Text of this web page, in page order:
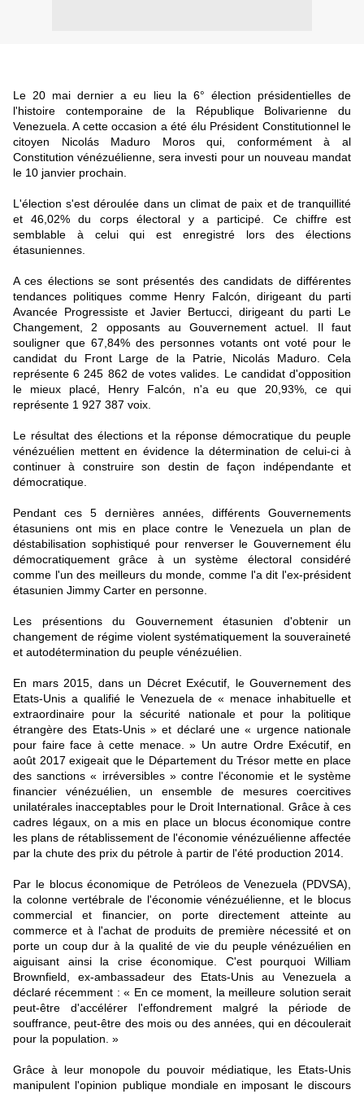
Le 20 mai dernier a eu lieu la 6° élection présidentielles de
l'histoire contemporaine de la République Bolivarienne du
Venezuela. A cette occasion a été élu Président Constitutionnel le
citoyen Nicolás Maduro Moros qui, conformément à al
Constitution vénézuélienne, sera investi pour un nouveau mandat
le 10 janvier prochain.
L'élection s'est déroulée dans un climat de paix et de tranquillité
et 46,02% du corps électoral y a participé. Ce chiffre est
semblable à celui qui est enregistré lors des élections
étasuniennes.
A ces élections se sont présentés des candidats de différentes
tendances politiques comme Henry Falcón, dirigeant du parti
Avancée Progressiste et Javier Bertucci, dirigeant du parti Le
Changement, 2 opposants au Gouvernement actuel. Il faut
souligner que 67,84% des personnes votants ont voté pour le
candidat du Front Large de la Patrie, Nicolás Maduro. Cela
représente 6 245 862 de votes valides. Le candidat d'opposition
le mieux placé, Henry Falcón, n'a eu que 20,93%, ce qui
représente 1 927 387 voix.
Le résultat des élections et la réponse démocratique du peuple
vénézuélien mettent en évidence la détermination de celui-ci à
continuer à construire son destin de façon indépendante et
démocratique.
Pendant ces 5 dernières années, différents Gouvernements
étasuniens ont mis en place contre le Venezuela un plan de
déstabilisation sophistiqué pour renverser le Gouvernement élu
démocratiquement grâce à un système électoral considéré
comme l'un des meilleurs du monde, comme l'a dit l'ex-président
étasunien Jimmy Carter en personne.
Les présentions du Gouvernement étasunien d'obtenir un
changement de régime violent systématiquement la souveraineté
et autodétermination du peuple vénézuélien.
En mars 2015, dans un Décret Exécutif, le Gouvernement des
Etats-Unis a qualifié le Venezuela de « menace inhabituelle et
extraordinaire pour la sécurité nationale et pour la politique
étrangère des Etats-Unis » et déclaré une « urgence nationale
pour faire face à cette menace. » Un autre Ordre Exécutif, en
août 2017 exigeait que le Département du Trésor mette en place
des sanctions « irréversibles » contre l'économie et le système
financier vénézuélien, un ensemble de mesures coercitives
unilatérales inacceptables pour le Droit International. Grâce à ces
cadres légaux, on a mis en place un blocus économique contre
les plans de rétablissement de l'économie vénézuélienne affectée
par la chute des prix du pétrole à partir de l'été production 2014.
Par le blocus économique de Petróleos de Venezuela (PDVSA),
la colonne vertébrale de l'économie vénézuélienne, et le blocus
commercial et financier, on porte directement atteinte au
commerce et à l'achat de produits de première nécessité et on
porte un coup dur à la qualité de vie du peuple vénézuélien en
aiguisant ainsi la crise économique. C'est pourquoi William
Brownfield, ex-ambassadeur des Etats-Unis au Venezuela a
déclaré récemment : « En ce moment, la meilleure solution serait
peut-être d'accélérer l'effondrement malgré la période de
souffrance, peut-être des mois ou des années, qui en découlerait
pour la population. »
Grâce à leur monopole du pouvoir médiatique, les Etats-Unis
manipulent l'opinion publique mondiale en imposant le discours